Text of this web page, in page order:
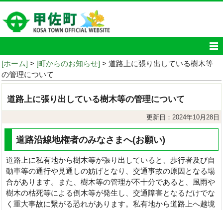
[ホーム] > [町からのお知らせ] > 道路上に張り出している樹木等
の管理について
道路上に張り出している樹木等の管理について
更新日：2024年10月28日
道路沿線地権者のみなさまへ(お願い)
道路上に私有地から樹木等が張り出していると、歩行者及び自
動車等の通行や見通しの妨げとなり、交通事故の原因となる場
合があります。また、樹木等の管理が不十分であると、風雨や
樹木の枯死等による倒木等が発生し、交通障害となるだけでな
く重大事故に繋がる恐れがあります。 私有地から道路上へ越境